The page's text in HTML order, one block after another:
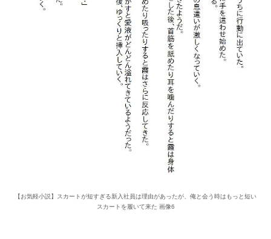
【お気軽小説】スカートが短すぎる新入社員は理由があったが、俺と会う時はもっと短い
スカートを履いて来た 画像6